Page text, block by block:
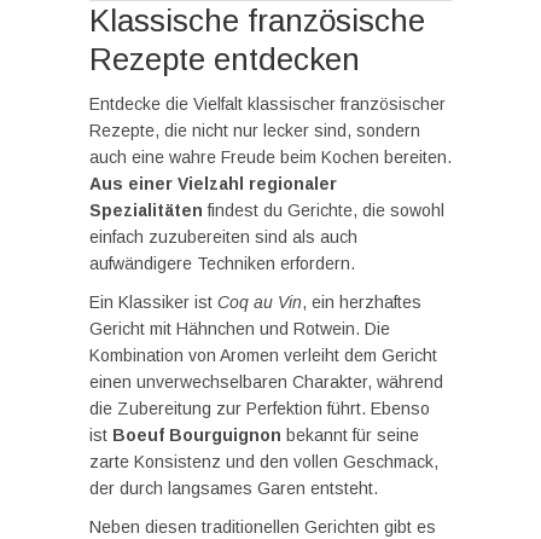
Klassische französische
Rezepte entdecken
Entdecke die Vielfalt klassischer französischer
Rezepte, die nicht nur lecker sind, sondern
auch eine wahre Freude beim Kochen bereiten.
Aus einer Vielzahl regionaler
Spezialitäten findest du Gerichte, die sowohl
einfach zuzubereiten sind als auch
aufwändigere Techniken erfordern.
Ein Klassiker ist Coq au Vin, ein herzhaftes
Gericht mit Hähnchen und Rotwein. Die
Kombination von Aromen verleiht dem Gericht
einen unverwechselbaren Charakter, während
die Zubereitung zur Perfektion führt. Ebenso
ist Boeuf Bourguignon bekannt für seine
zarte Konsistenz und den vollen Geschmack,
der durch langsames Garen entsteht.
Neben diesen traditionellen Gerichten gibt es